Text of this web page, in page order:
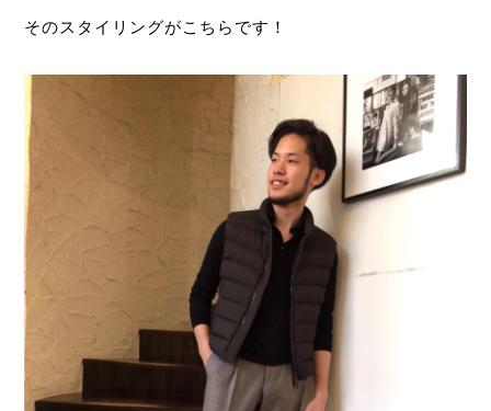
そのスタイリングがこちらです！